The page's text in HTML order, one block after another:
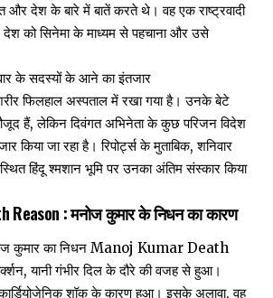
और देश के बारे में बातें करते थे। वह एक राष्ट्रवादी
देश को सिनेमा के माध्यम से पहचाना और उसे
के सदस्यों के आने का इंतजार
फिलहाल अस्पताल में रखा गया है। उनके बेटे
हैं, लेकिन दिवंगत अभिनेता के कुछ परिजन विदेश
किया जा रहा है। रिपोर्ट्स के मुताबिक, शनिवार
हिंदू श्मशान भूमि पर उनका अंतिम संस्कार किया
Reason : मनोज कुमार के निधन का कारण
कुमार का निधन Manoj Kumar Death
यानी गंभीर दिल के दौरे की वजह से हुआ।
शॉक के कारण हुआ। इसके अलावा, वह